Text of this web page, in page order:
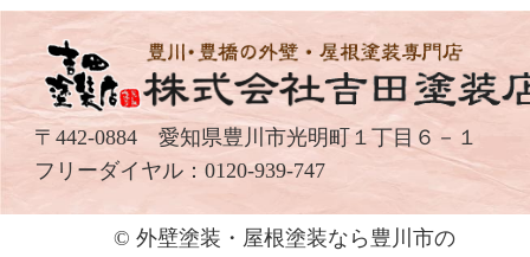
〒442-0884 愛知県豊川市光明町１丁目６－１
フリーダイヤル： 0120-939-747
© 外壁塗装・屋根塗装なら豊川市の